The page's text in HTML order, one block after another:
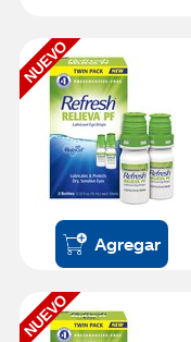
NUEVO
Agregar
NUEVO